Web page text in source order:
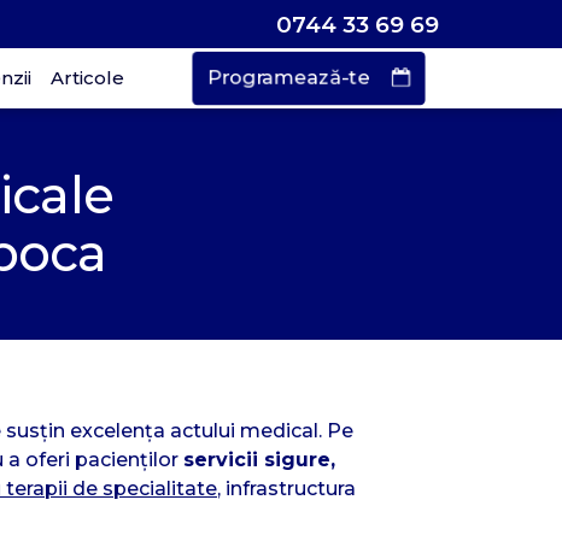
0744 33 69 69
Articole Programează-te
programare?
de secunde
susțin excelența actului medical. Pe
a oferi pacienților servicii sigure,
terapii de specialitate, infrastructura